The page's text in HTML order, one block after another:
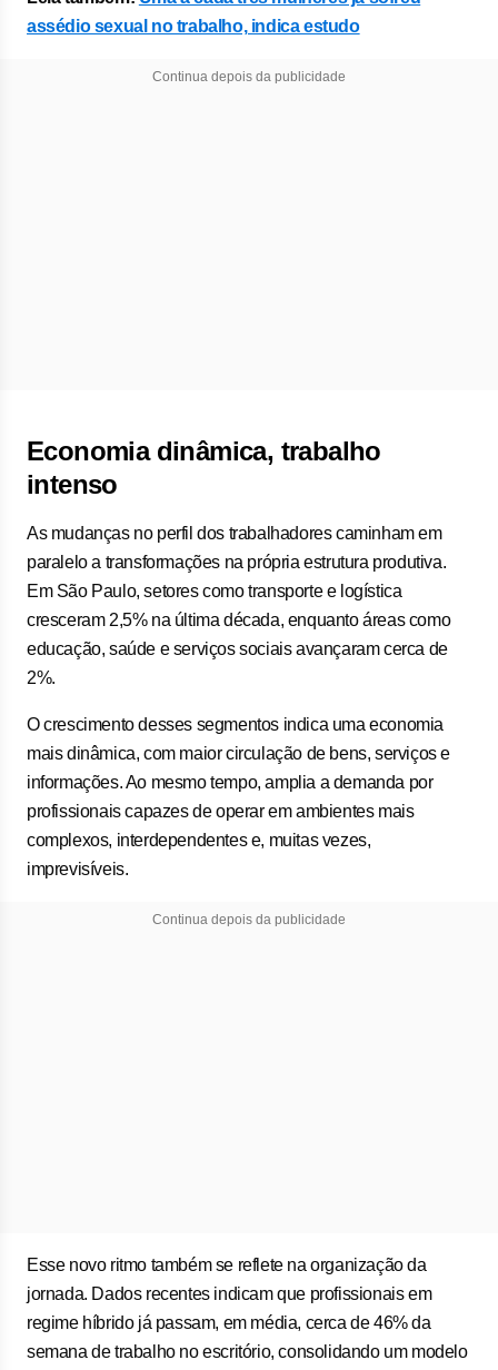
assédio sexual no trabalho, indica estudo
Continua depois da publicidade
Economia dinâmica, trabalho
intenso
As mudanças no perfil dos trabalhadores caminham em
paralelo a transformações na própria estrutura produtiva.
Em São Paulo, setores como transporte e logística
cresceram 2,5% na última década, enquanto áreas como
educação, saúde e serviços sociais avançaram cerca de
2%.
O crescimento desses segmentos indica uma economia
mais dinâmica, com maior circulação de bens, serviços e
informações. Ao mesmo tempo, amplia a demanda por
profissionais capazes de operar em ambientes mais
complexos, interdependentes e, muitas vezes,
imprevisíveis.
Continua depois da publicidade
Esse novo ritmo também se reflete na organização da
jornada. Dados recentes indicam que profissionais em
regime híbrido já passam, em média, cerca de 46% da
semana de trabalho no escritório, consolidando um modelo